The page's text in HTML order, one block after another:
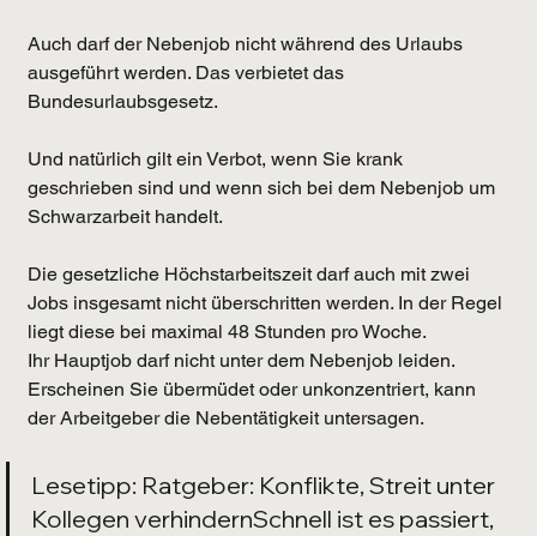
Auch darf der Nebenjob nicht während des Urlaubs
ausgeführt werden. Das verbietet das
Bundesurlaubsgesetz.
Und natürlich gilt ein Verbot, wenn Sie krank
geschrieben sind und wenn sich bei dem Nebenjob um
Schwarzarbeit handelt.
Die gesetzliche Höchstarbeitszeit darf auch mit zwei
Jobs insgesamt nicht überschritten werden. In der Regel
liegt diese bei maximal 48 Stunden pro Woche.
Ihr Hauptjob darf nicht unter dem Nebenjob leiden.
Erscheinen Sie übermüdet oder unkonzentriert, kann
der Arbeitgeber die Nebentätigkeit untersagen.
Lesetipp: Ratgeber: Konflikte, Streit unter
Kollegen verhindernSchnell ist es passiert,